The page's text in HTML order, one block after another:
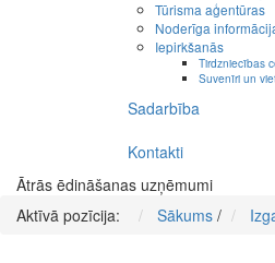
Tūrisma aģentūras
Noderīga
Iepirkšanās
Tirdzniecības
Suvenīri un
Sadarbība
Kontakti
Ātrās ēdināšanas uzņēmumi
Aktīvā pozīcija:
Sākums /